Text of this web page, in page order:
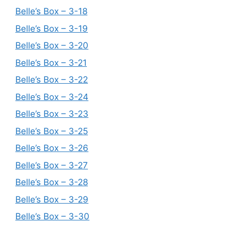
Belle’s Box – 3-18
Belle’s Box – 3-19
Belle’s Box – 3-20
Belle’s Box – 3-21
Belle’s Box – 3-22
Belle’s Box – 3-24
Belle’s Box – 3-23
Belle’s Box – 3-25
Belle’s Box – 3-26
Belle’s Box – 3-27
Belle’s Box – 3-28
Belle’s Box – 3-29
Belle’s Box – 3-30